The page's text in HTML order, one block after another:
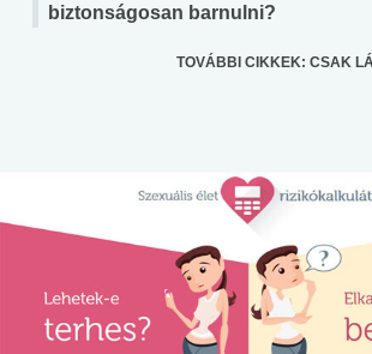
biztonságosan barnulni?
TOVÁBBI CIKKEK: CSAK